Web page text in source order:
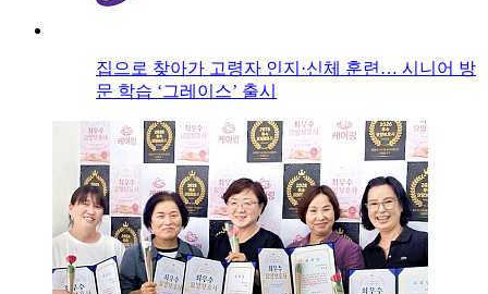
집으로 찾아가 고령자 인지·신체 훈련… 시니어 방
문 학습 ‘그레이스’ 출시